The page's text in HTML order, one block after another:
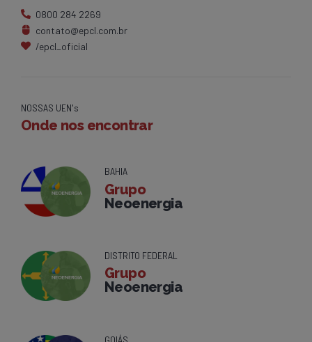
0800 284 2269
contato@epcl.com.br
/epcl_oficial
NOSSAS UEN's
Onde nos encontrar
BAHIA
Grupo
Neoenergia
DISTRITO FEDERAL
Grupo
Neoenergia
GOIÁS